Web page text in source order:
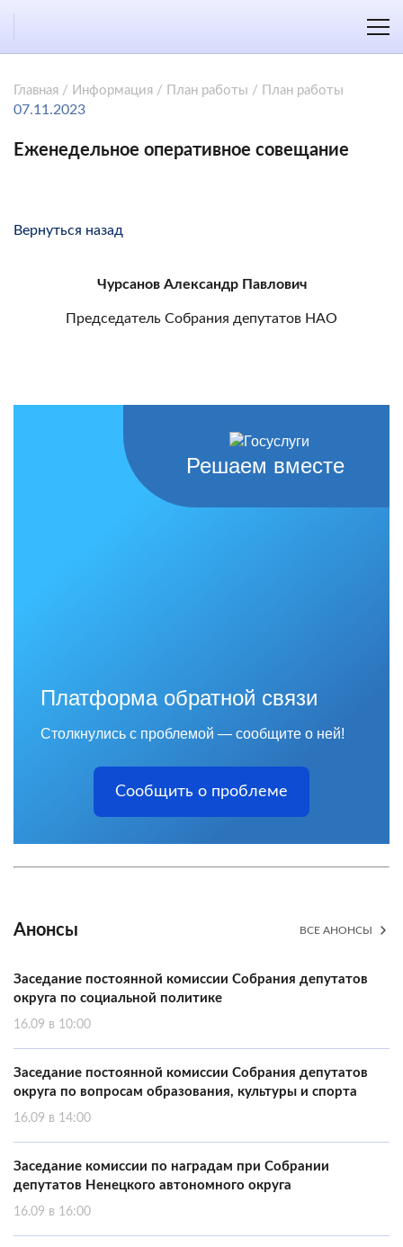
Главная / Информация / План работы / План работы
07.11.2023
Еженедельное оперативное совещание
Вернуться назад
Чурсанов Александр Павлович
Председатель Собрания депутатов НАО
Решаем вместе
Платформа обратной связи
Столкнулись с проблемой — сообщите о ней!
Сообщить о проблеме
Анонсы ВСЕ АНОНСЫ
Заседание постоянной комиссии Собрания депутатов
округа по социальной политике
16.09 в 10:00
Заседание постоянной комиссии Собрания депутатов
округа по вопросам образования, культуры и спорта
16.09 в 14:00
Заседание комиссии по наградам при Собрании
депутатов Ненецкого автономного округа
16.09 в 16:00